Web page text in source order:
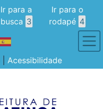
Ir para a
busca 3
Ir para o
rodapé 4
Acessibilidade